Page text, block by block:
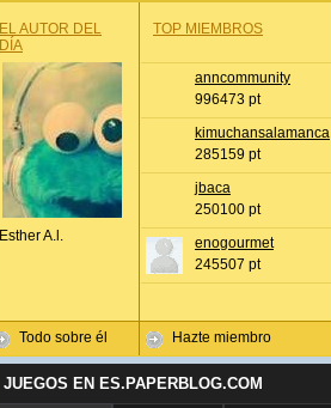
EL AUTOR DEL
DÍA
Esther A.l.
Todo sobre él
TOP MIEMBROS
anncommunity
996473 pt
kimuchansalamanca
285159 pt
jbaca
250100 pt
enogourmet
245507 pt
Hazte miembro
JUEGOS EN ES.PAPERBLOG.COM